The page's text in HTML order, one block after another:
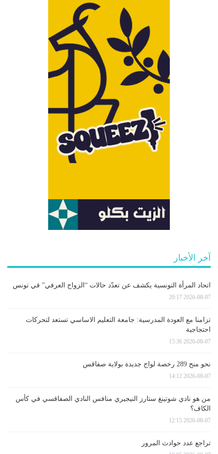
آخر الأخبار
اتحاد المرأة التونسية يكشف عن تعدّد حالات “الزواج العرفي” في تونس
2026-08-07 20:17
تزامنا مع العودة المدرسية: جامعة التعليم الاساسي تستعد لتحركات
احتجاجية
2026-08-07 15:36
نحو منح 289 رخصة لواج جديدة بولاية صفاقس
2026-08-07 14:12
من هو نادي شوتينغ ستارز النيجيري منافس النادي الصفاقسي في كأس
الكاف؟
2026-08-07 12:15
تراجع عدد حوادث المرور